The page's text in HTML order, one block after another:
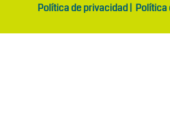
Política de privacidad| Política